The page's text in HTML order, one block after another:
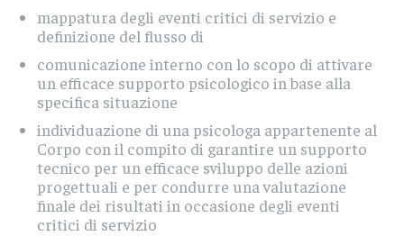
mappatura degli eventi critici di servizio e
definizione del flusso di
comunicazione interno con lo scopo di attivare
un efficace supporto psicologico in base alla
specifica situazione
individuazione di una psicologa appartenente al
Corpo con il compito di garantire un supporto
tecnico per un efficace sviluppo delle azioni
progettuali e per condurre una valutazione
finale dei risultati in occasione degli eventi
critici di servizio